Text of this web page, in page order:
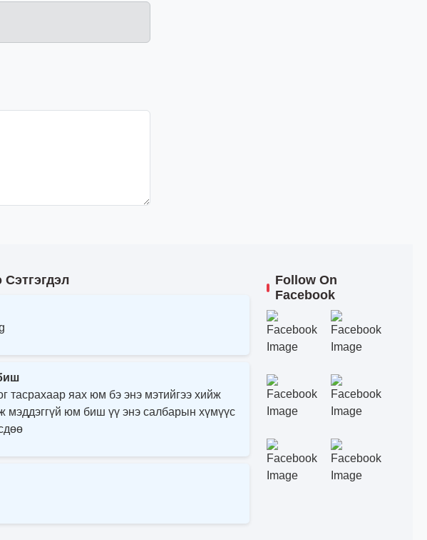
тасрахаар яах юм бэ энэ мэтийгээ хийж
мэддэггүй юм биш үү энэ салбарын хүмүүс
Follow On
Facebook